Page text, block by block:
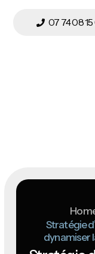
07 74 08
Stratégie
dynamiser